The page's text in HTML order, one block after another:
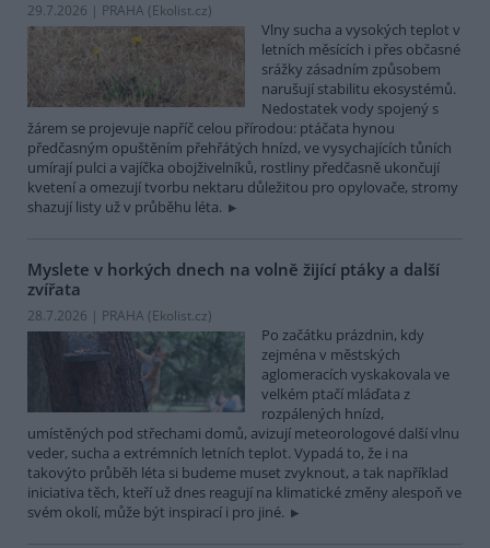
29.7.2026 | PRAHA (Ekolist.cz)
Vlny sucha a vysokých teplot v
letních měsících i přes občasné
srážky zásadním způsobem
narušují stabilitu ekosystémů.
Nedostatek vody spojený s
žárem se projevuje napříč celou přírodou: ptáčata hynou
předčasným opuštěním přehřátých hnízd, ve vysychajících tůních
umírají pulci a vajíčka obojživelníků, rostliny předčasně ukončují
kvetení a omezují tvorbu nektaru důležitou pro opylovače, stromy
shazují listy už v průběhu léta.
Myslete v horkých dnech na volně žijící ptáky a další
zvířata
28.7.2026 | PRAHA (Ekolist.cz)
Po začátku prázdnin, kdy
zejména v městských
aglomeracích vyskakovala ve
velkém ptačí mláďata z
rozpálených hnízd,
umístěných pod střechami domů, avizují meteorologové další vlnu
veder, sucha a extrémních letních teplot. Vypadá to, že i na
takovýto průběh léta si budeme muset zvyknout, a tak například
iniciativa těch, kteří už dnes reagují na klimatické změny alespoň ve
svém okolí, může být inspirací i pro jiné.